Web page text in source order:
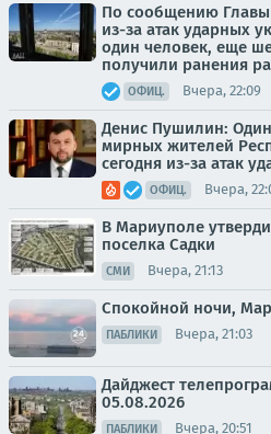
По сообщению Главы
из-за атак ударных
один человек, еще
получили ранения
ОФИЦ. Вчера, 22:09
Денис Пушилин:
мирных жителей
сегодня из-за атак
ОФИЦ. Вчера,
В Мариуполе
поселка Садки
СМИ Вчера, 21:13
Спокойной ночи,
ПАБЛИКИ Вчера, 21:03
Дайджест
05.08.2026
ПАБЛИКИ Вчера, 20:51